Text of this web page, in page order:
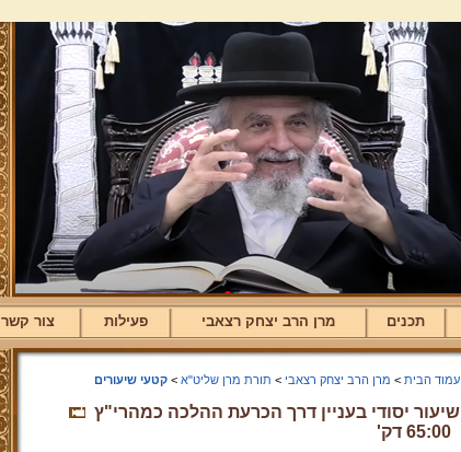
תכנים מרן הרב יצחק רצאבי פעילות צור קשר
עמוד הבית > מרן הרב יצחק רצאבי > תורת מרן שליט"א >קטעי שיעורים
שיעור יסודי בעניין דרך הכרעת ההלכה כמהרי"ץ
65:00 דק'